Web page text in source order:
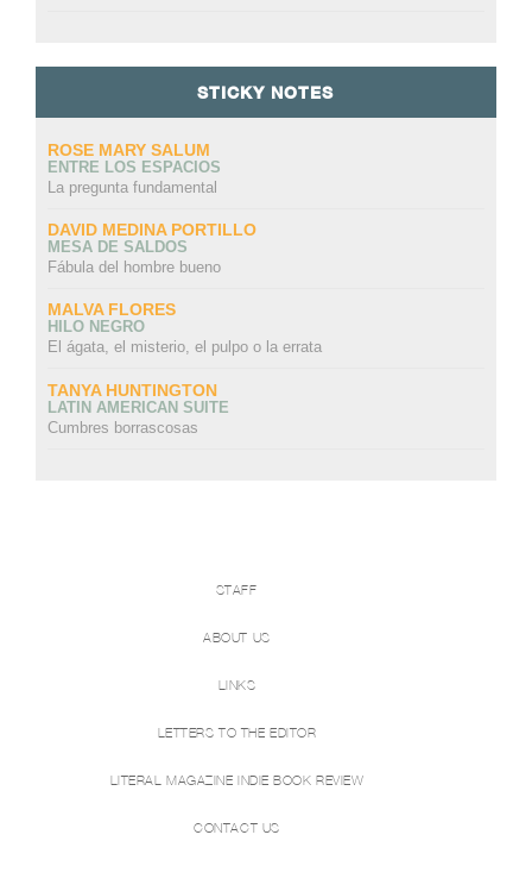
STICKY NOTES
ROSE MARY SALUM
ENTRE LOS ESPACIOS
La pregunta fundamental
DAVID MEDINA PORTILLO
MESA DE SALDOS
Fábula del hombre bueno
MALVA FLORES
HILO NEGRO
El ágata, el misterio, el pulpo o la errata
TANYA HUNTINGTON
LATIN AMERICAN SUITE
Cumbres borrascosas
STAFF
ABOUT US
LINKS
LETTERS TO THE EDITOR
LITERAL MAGAZINE INDIE BOOK REVIEW
CONTACT US